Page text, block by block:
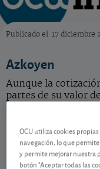
Publicado el 17 diciembre
Azkoyen
Aunque la
partes de su valor
Azkoyen
ES0112458312
10/08/2026 Madrid
OCU utiliza cookies
navegación, lo que
y permite mejorar nuestra
botón "Aceptar todas las